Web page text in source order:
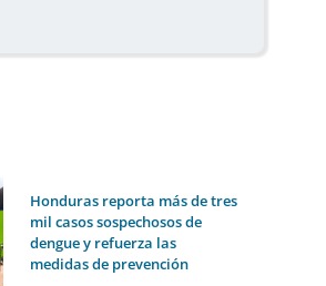
Honduras reporta más de tres
mil casos sospechosos de
dengue y refuerza las
medidas de prevención